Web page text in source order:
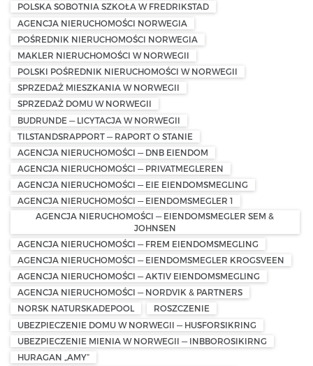
POLSKA SOBOTNIA SZKOŁA W FREDRIKSTAD
AGENCJA NIERUCHOMOŚCI NORWEGIA
POŚREDNIK NIERUCHOMOŚCI NORWEGIA
MAKLER NIERUCHOMOŚCI W NORWEGII
POLSKI POŚREDNIK NIERUCHOMOŚCI W NORWEGII
SPRZEDAŻ MIESZKANIA W NORWEGII
SPRZEDAŻ DOMU W NORWEGII
BUDRUNDE — LICYTACJA W NORWEGII
TILSTANDSRAPPORT — RAPORT O STANIE
AGENCJA NIERUCHOMOŚCI — DNB EIENDOM
AGENCJA NIERUCHOMOŚCI — PRIVATMEGLEREN
AGENCJA NIERUCHOMOŚCI — EIE EIENDOMSMEGLING
AGENCJA NIERUCHOMOŚCI — EIENDOMSMEGLER 1
AGENCJA NIERUCHOMOŚCI — EIENDOMSMEGLER SEM &
JOHNSEN
AGENCJA NIERUCHOMOŚCI — FREM EIENDOMSMEGLING
AGENCJA NIERUCHOMOŚCI — EIENDOMSMEGLER KROGSVEEN
AGENCJA NIERUCHOMOŚCI — AKTIV EIENDOMSMEGLING
AGENCJA NIERUCHOMOŚCI — NORDVIK & PARTNERS
NORSK NATURSKADEPOOL
ROSZCZENIE
UBEZPIECZENIE DOMU W NORWEGII — HUSFORSIKRING
UBEZPIECZENIE MIENIA W NORWEGII — INBBOROSIKIRNG
HURAGAN „AMY”